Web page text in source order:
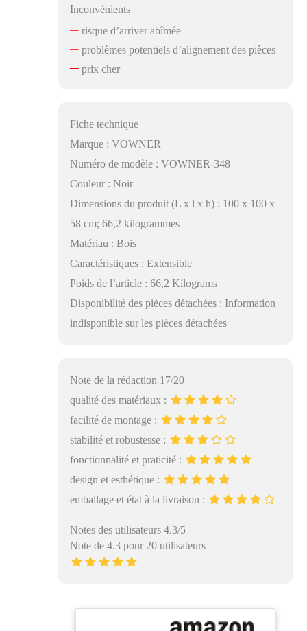
Inconvénients
–risque d’arriver abîmée
–problèmes potentiels d’alignement des pièces
–prix cher
Fiche technique
Marque : VOWNER
Numéro de modèle : VOWNER-348
Couleur : Noir
Dimensions du produit (L x l x h) : 100 x 100 x
58 cm; 66,2 kilogrammes
Matériau : Bois
Caractéristiques : Extensible
Poids de l’article : 66,2 Kilograms
Disponibilité des pièces détachées : Information
indisponible sur les pièces détachées
Note de la rédaction 17/20
qualité des matériaux :
facilité de montage :
stabilité et robustesse :
fonctionnalité et praticité :
design et esthétique :
emballage et état à la livraison :
Notes des utilisateurs 4.3/5
Note de 4.3 pour 20 utilisateurs